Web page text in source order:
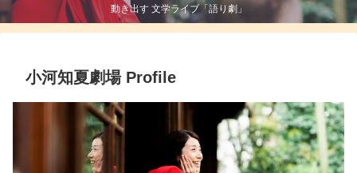
動き出す 文学ライブ「語り劇」
小河知夏劇場 Profile